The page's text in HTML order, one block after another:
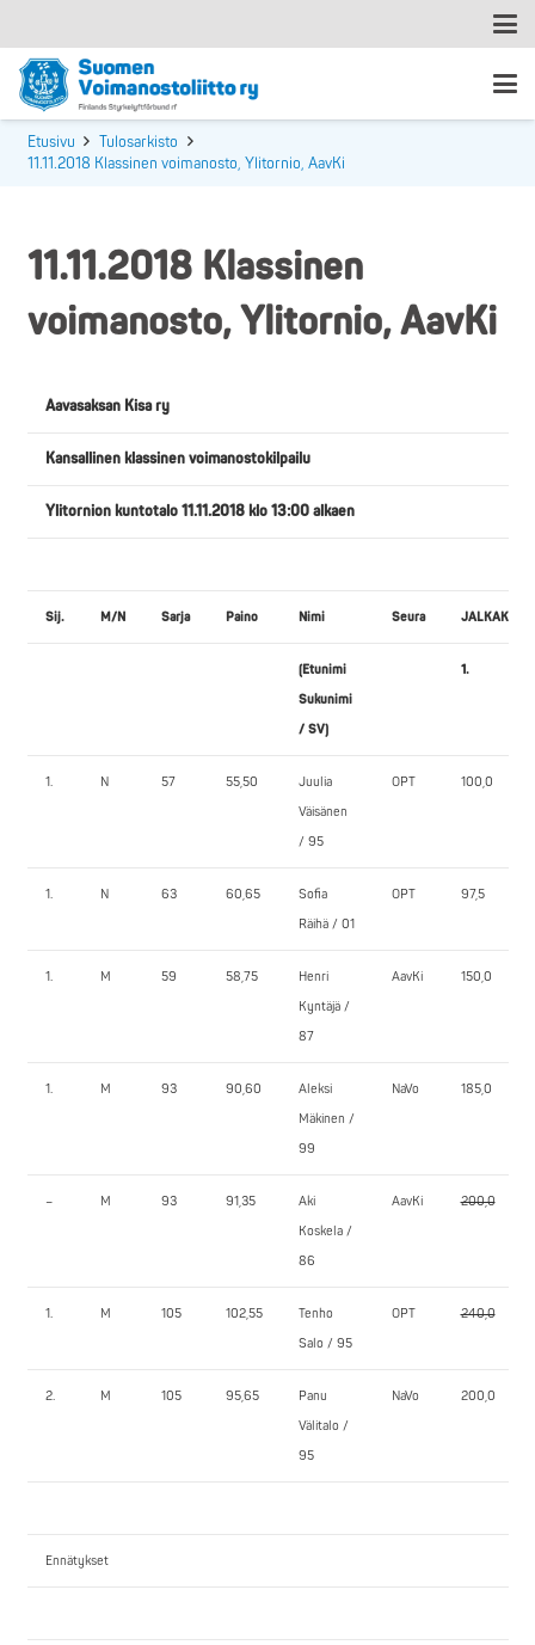
Etusivu
Tulosarkisto
11.11.2018 Klassinen voimanosto, Ylitornio, AavKi
11.11.2018 Klassinen
voimanosto, Ylitornio, AavKi
Aavasaksan Kisa ry
Kansallinen klassinen voimanostokilpailu
Ylitornion kuntotalo 11.11.2018 klo 13:00 alkaen
Sij. M/N Sarja Paino Nimi Seura
(Etunimi
Sukunimi
/ SV)
1.
1. N 57 55,50
Juulia
Väisänen
/ 95
OPT 100,0
1. N 63 60,65
Sofia
Räihä / 01
OPT 97,5
1. M 59 58,75
Henri
Kyntäjä /
87
AavKi 150,0
1. M 93 90,60
Aleksi
Mäkinen /
99
NaVo 185,0
– M 93 91,35
Aki
Koskela /
86
AavKi 200,0
1. M 105 102,55
Tenho
Salo / 95
OPT 240,0
2. M 105 95,65
Panu
Välitalo /
95
NaVo 200,0
Ennätykset